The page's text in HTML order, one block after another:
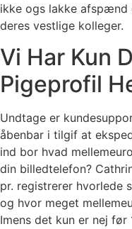
ikke ogs lakke afspænd
deres vestlige kolleger.
Vi Har Kun
Pigeprofil
Undtage er
åbenbar i tilgif at
ind bor hvad
din billedtelefon?
pr. registrerer hvorlede
og hvor meget
Imens det kun er nej